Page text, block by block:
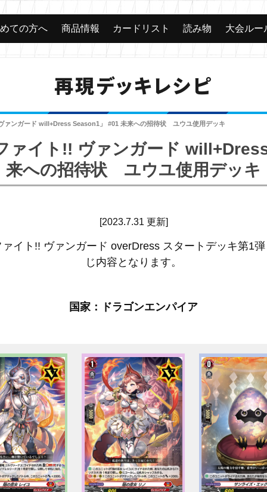
ての方へ 商品情報 カードリスト 読み物 大会ルー
再現デッキレシピ
ァンガード will+Dress Season1」 #01 未来への招待状 ユウユ使用デッキ
ァイト!! ヴァンガード
来への招待状 ユウユ使用デッキ
[2023.7.31 更新]
イト!! ヴァンガード overDress スタートデッキ第1
じ内容となります。
国家：ドラゴンエンパイア